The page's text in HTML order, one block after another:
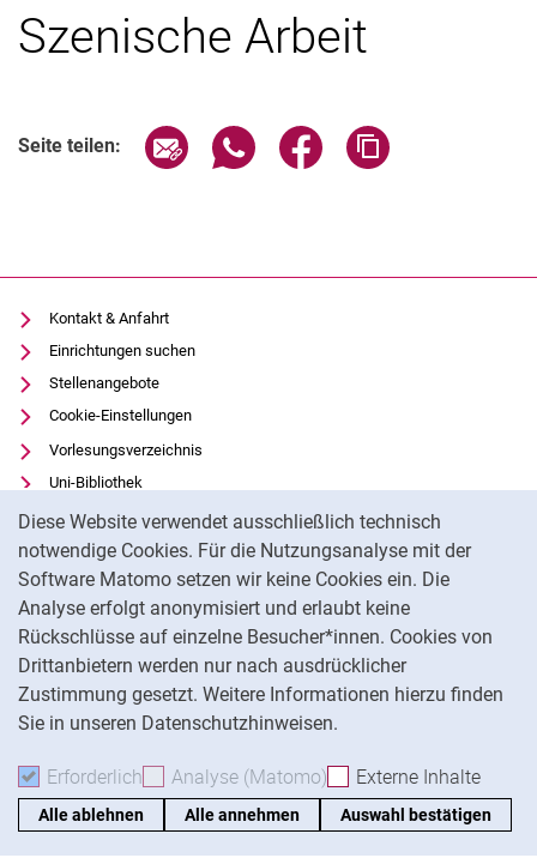
Diese Website verwendet ausschließlich technisch
notwendige Cookies. Für die Nutzungsanalyse mit der
Software Matomo setzen wir keine Cookies ein. Die
Analyse erfolgt anonymisiert und erlaubt keine
Rückschlüsse auf einzelne Besucher*innen. Cookies von
Drittanbietern werden nur nach ausdrücklicher
Zustimmung gesetzt. Weitere Informationen hierzu finden
Sie in unseren Datenschutzhinweisen.
Erforderlich Erforderliche Cookies akzeptieren
Analyse (Matomo) Analyse-Cookies
Externe Inhalte
Alle ablehnen Alle annehmen Auswahl bestätigen
Szenische Arbeit
Seite teilen: Seite über E-Mail teilen
Seite über WhatsApp teilen
Seite über Facebook
Kontakt & Anfahrt
Einrichtungen suchen
Stellenangebote
Cookie-Einstellungen
Vorlesungsverzeichnis
Uni-Bibliothek
Moodle
Panopto
Datenschutz
Barrierefreiheit
Transparenter KI-Einsatz
Impressum